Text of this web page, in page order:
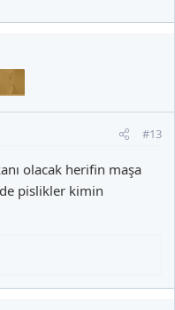
#13
olacak herifin maşa
pislikler kimin